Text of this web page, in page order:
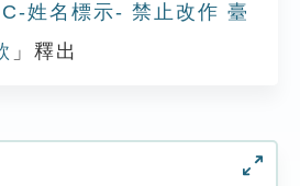
姓名標示- 禁止改作 臺
」釋出